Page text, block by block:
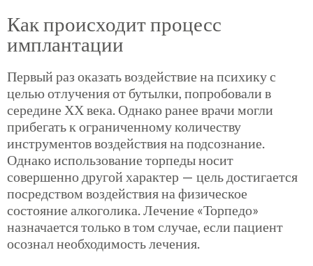
Как происходит процесс
имплантации
Первый раз оказать воздействие на психику с
целью отлучения от бутылки, попробовали в
середине ХХ века. Однако ранее врачи могли
прибегать к ограниченному количеству
инструментов воздействия на подсознание.
Однако использование торпеды носит
совершенно другой характер — цель достигается
посредством воздействия на физическое
состояние алкоголика. Лечение «Торпедо»
назначается только в том случае, если пациент
осознал необходимость лечения.